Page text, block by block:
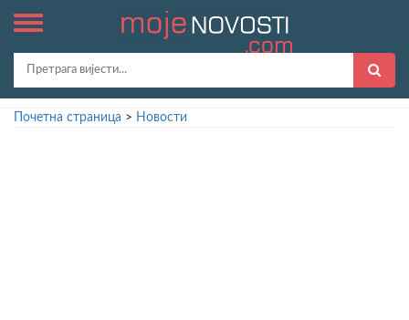
Почетна страница > Новости